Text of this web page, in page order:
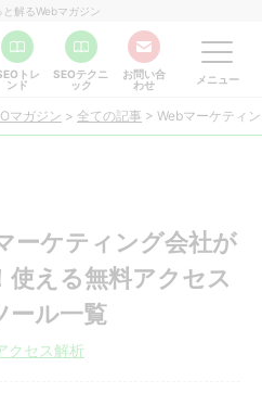
と解るWebマガジン
トレ
ンド
SEOテクニ
ック
お問い合
わせ
メニュー
マガジン > 全ての記事 > Webマーケティ
ーケティング会社が
使える無料アクセス
ール一覧
クセス解析